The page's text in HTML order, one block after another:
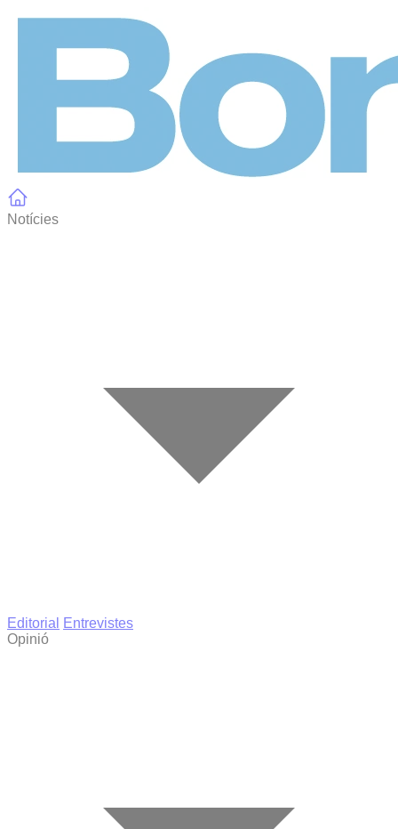
Notícies
Editorial
Entrevistes
Opinió